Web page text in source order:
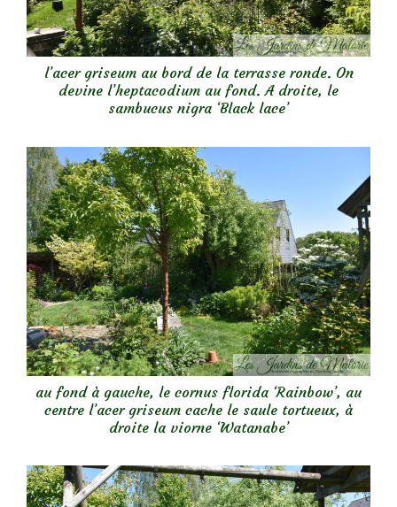
l’acer griseum au bord de la terrasse ronde. On
devine l’heptacodium au fond. A droite, le
sambucus nigra ‘Black lace’
au fond à gauche, le cornus florida ‘Rainbow’, au
centre l’acer griseum cache le saule tortueux, à
droite la viorne ‘Watanabe’